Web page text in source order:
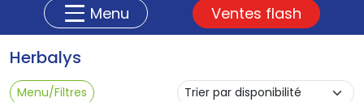
Menu Ventes flash
Herbalys
Menu/Filtres